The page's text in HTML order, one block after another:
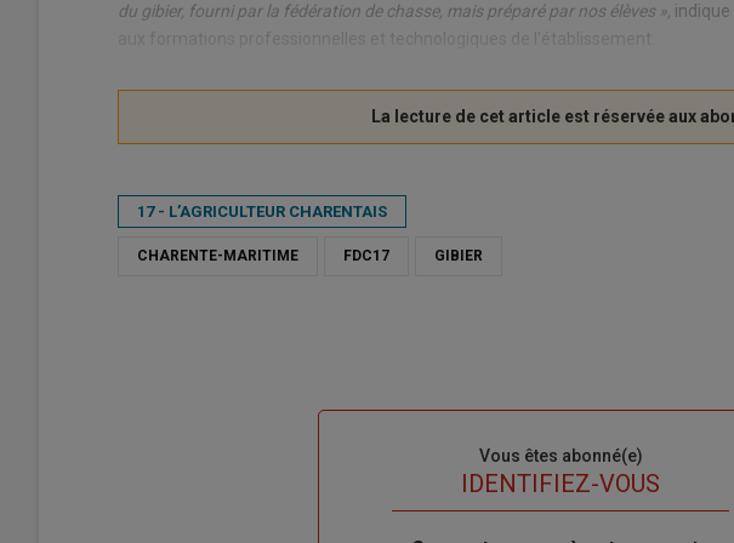
du gibier, fourni par la fédération de chasse, mais préparé par nos élèves »,
aux formations professionnelles et technologiques de l'établissement.
17 - L’AGRICULTEUR CHARENTAIS
CHARENTE-MARITIME FDC17 GIBIER
Vous êtes abonné(e)
IDENTIFIEZ-VOUS